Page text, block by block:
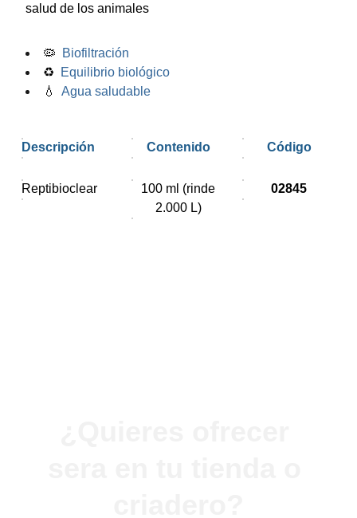
salud de los animales
🦠 Biofiltración
♻️ Equilibrio biológico
💧
Agua saludable
Descripción Contenido Código
Reptibioclear
100 ml (rinde
2.000 L)
02845